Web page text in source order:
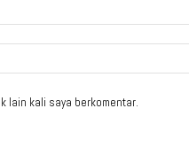
lain kali saya berkomentar.